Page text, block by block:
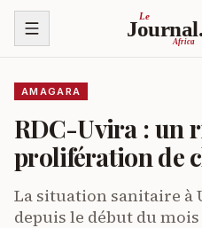
Ja ku biri muri urupapuro
Le
Journal.
Africa
AMAGARA
RDC-Uvira : un
prolifération de
La situation sanitaire à
depuis le début du